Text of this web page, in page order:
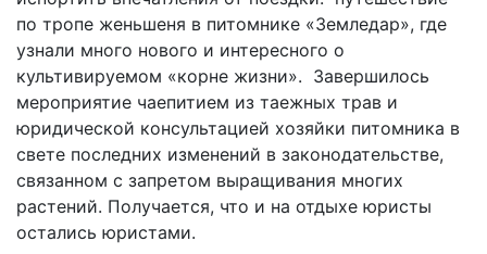
по тропе женьшеня в питомнике «Земледар», где
узнали много нового и интересного о
культивируемом «корне жизни». Завершилось
мероприятие чаепитием из таежных трав и
юридической консультацией хозяйки питомника в
свете последних изменений в законодательстве,
связанном с запретом выращивания многих
растений. Получается, что и на отдыхе юристы
остались юристами.